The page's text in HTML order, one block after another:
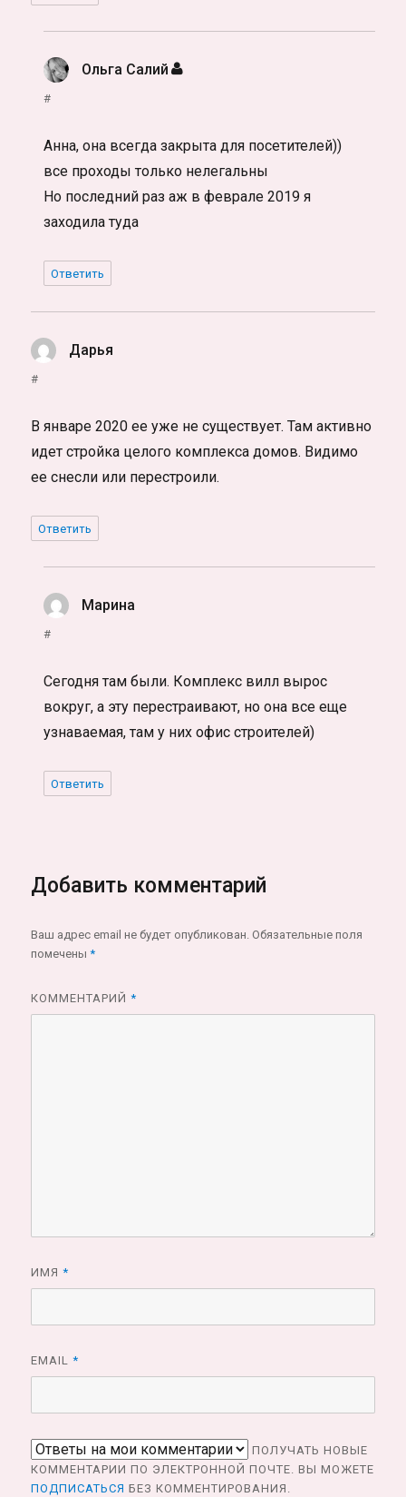
Ольга Салий :
#
Анна, она всегда закрыта для посетителей))
все проходы только нелегальны
Но последний раз аж в феврале 2019 я
заходила туда
Ответить
Дарья
#
В январе 2020 ее уже не существует. Там активно
идет стройка целого комплекса домов. Видимо
ее снесли или перестроили.
Ответить
Марина
#
Сегодня там были. Комплекс вилл вырос
вокруг, а эту перестраивают, но она все еще
узнаваемая, там у них офис строителей)
Ответить
Добавить комментарий
Ваш адрес email не будет опубликован. Обязательные поля
помечены*
КОММЕНТАРИЙ*
ИМЯ*
EMAIL*
ПОЛУЧАТЬ НОВЫЕ
КОММЕНТАРИИ ПО ЭЛЕКТРОННОЙ ПОЧТЕ. ВЫ МОЖЕТЕ
ПОДПИСАТЬСЯ БЕЗ КОММЕНТИРОВАНИЯ.